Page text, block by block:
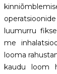
luumurru
me
looma
kaudu loom